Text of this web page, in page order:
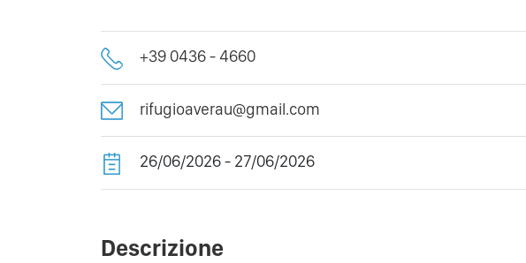
+39 0436 - 4660
rifugioaverau@gmail.com
26/06/2026 - 27/06/2026
Descrizione